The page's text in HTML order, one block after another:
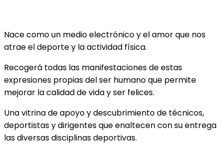
Nace como un medio electrónico y el amor que nos
atrae el deporte y la actividad física.
Recogerá todas las manifestaciones de estas
expresiones propias del ser humano que permite
mejorar la calidad de vida y ser felices.
Una vitrina de apoyo y descubrimiento de técnicos,
deportistas y dirigentes que enaltecen con su entrega
las diversas disciplinas deportivas.